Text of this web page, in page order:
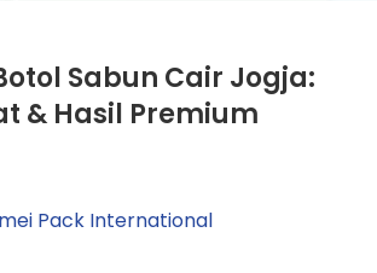
Sabun Cair Jogja:
& Hasil Premium
Pack International